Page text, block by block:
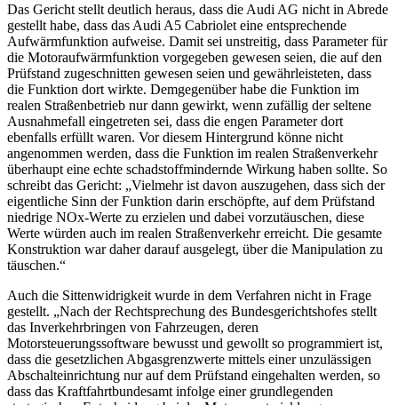
Das Gericht stellt deutlich heraus, dass die Audi AG nicht in Abrede
gestellt habe, dass das Audi A5 Cabriolet eine entsprechende
Aufwärmfunktion aufweise. Damit sei unstreitig, dass Parameter für
die Motoraufwärmfunktion vorgegeben gewesen seien, die auf den
Prüfstand zugeschnitten gewesen seien und gewährleisteten, dass
die Funktion dort wirkte. Demgegenüber habe die Funktion im
realen Straßenbetrieb nur dann gewirkt, wenn zufällig der seltene
Ausnahmefall eingetreten sei, dass die engen Parameter dort
ebenfalls erfüllt waren. Vor diesem Hintergrund könne nicht
angenommen werden, dass die Funktion im realen Straßenverkehr
überhaupt eine echte schadstoffmindernde Wirkung haben sollte. So
schreibt das Gericht: „Vielmehr ist davon auszugehen, dass sich der
eigentliche Sinn der Funktion darin erschöpfte, auf dem Prüfstand
niedrige NOx-Werte zu erzielen und dabei vorzutäuschen, diese
Werte würden auch im realen Straßenverkehr erreicht. Die gesamte
Konstruktion war daher darauf ausgelegt, über die Manipulation zu
täuschen.“
Auch die Sittenwidrigkeit wurde in dem Verfahren nicht in Frage
gestellt. „Nach der Rechtsprechung des Bundesgerichtshofes stellt
das Inverkehrbringen von Fahrzeugen, deren
Motorsteuerungssoftware bewusst und gewollt so programmiert ist,
dass die gesetzlichen Abgasgrenzwerte mittels einer unzulässigen
Abschalteinrichtung nur auf dem Prüfstand eingehalten werden, so
dass das Kraftfahrtbundesamt infolge einer grundlegenden